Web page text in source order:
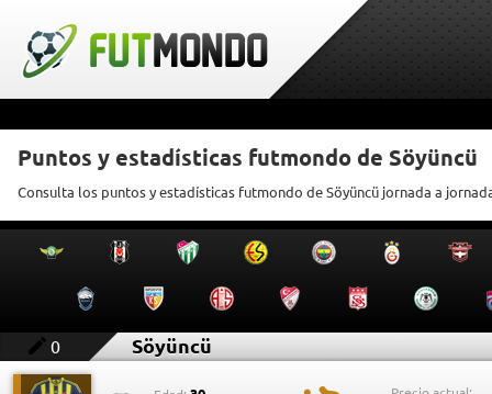
Puntos y estadísticas futmondo de Söyüncü
Consulta los puntos y estadísticas futmondo de Söyüncü jornada a
0 Söyüncü